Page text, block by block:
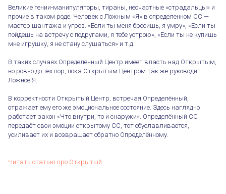
Заполненный Эмоциональный Центр
Великие гении-манипуляторы, тираны, несчастные «страдальцы» и
прочие в таком роде. Человек с Ложным «Я» в определенном СС —
мастер шантажа и угроз. «Если ты меня бросишь, я умру», «Если ты
пойдешь на встречу с подругами, я тебе устрою», «Если ты не купишь
мне игрушку, я не стану слушаться» и т.д.
В таких случаях Определенный Центр имеет власть над Открытым,
но ровно до тех пор, пока Открытым Центром так же руководит
Ложное Я.
В корректности Открытый Центр, встречая Определённый,
отражает ему его же эмоциональное состояние. Здесь наглядно
работает закон «Что внутри, то и снаружи». Определённый СС
передаёт свои эмоции открытому СС, тот обуславливается,
усиливает их и возвращает обратно Определённому.
Читать статью про Открытый